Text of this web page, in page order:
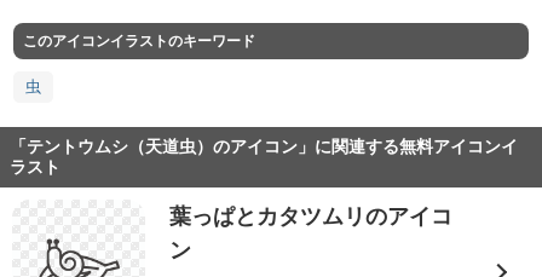
このアイコンイラストのキーワード
虫
「テントウムシ（天道虫）のアイコン」に関連する無料アイコンイ
ラスト
葉っぱとカタツムリのアイコ
ン